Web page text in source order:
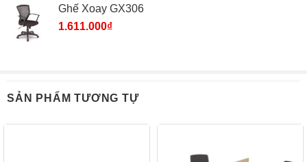
Ghế Xoay GX306
1.611.000₫
SẢN PHẨM TƯƠNG TỰ